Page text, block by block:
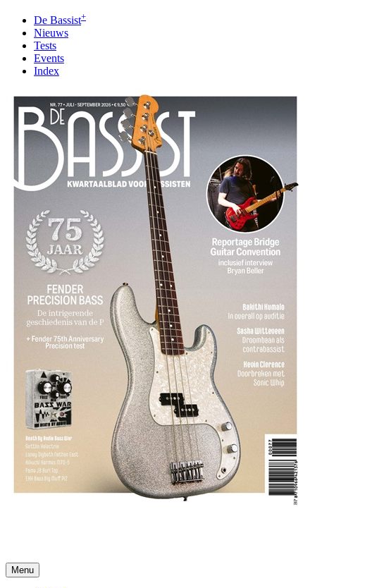
De Bassist+
Nieuws
Tests
Events
Index
Menu